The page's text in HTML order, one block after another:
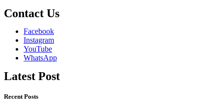
Contact Us
Facebook
Instagram
YouTube
WhatsApp
Latest Post
Recent Posts